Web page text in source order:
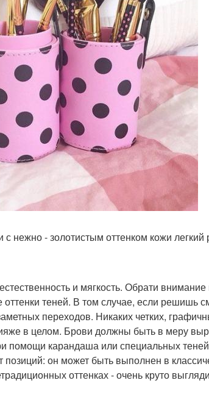
нежно - золотистым оттенком кожи
и мягкость. Обрати внимание
теней. В том случае, если решишь
переходов. Никаких четких,
в целом. Брови должны быть в меру
помощи карандаша или специальных
он может быть выполнен в
оттенках - очень круто